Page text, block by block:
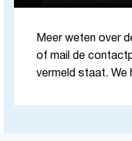
Meer weten over
of mail de
vermeld staat. We